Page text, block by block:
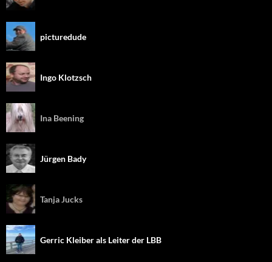
picturedude
Ingo Klotzsch
Ina Beening
Jürgen Bady
Tanja Jucks
Gerric Kleiber als Leiter der LBB